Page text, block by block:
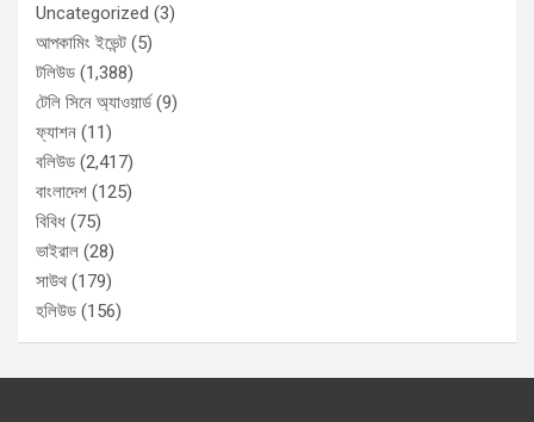
Uncategorized (3)
আপকামিং ইভেন্ট (5)
টলিউড (1,388)
টেলি সিনে অ্যাওয়ার্ড(9)
ফ্যাশন (11)
বলিউড (2,417)
বাংলাদেশ (125)
বিবিধ (75)
ভাইরাল (28)
সাউথ (179)
হলিউড (156)